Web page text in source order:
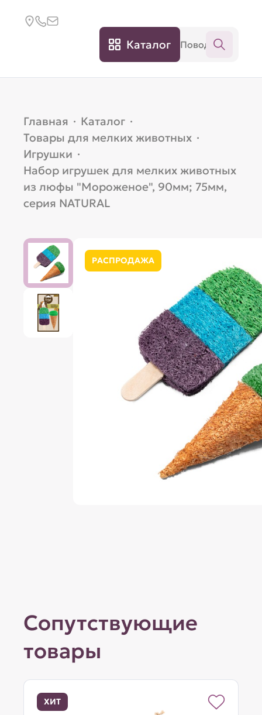
Каталог
Главная · Каталог ·
Товары для мелких животных ·
Игрушки ·
Набор игрушек для мелких животных
из люфы "Мороженое", 90мм; 75мм,
серия NATURAL
РАСПРОДАЖА
Сопутствующие
товары
ХИТ